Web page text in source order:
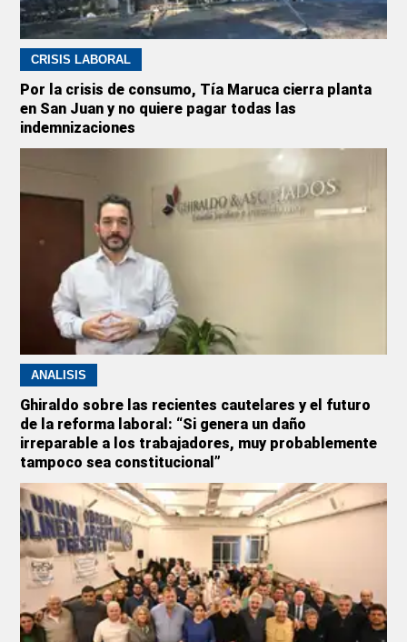
CRISIS LABORAL
Por la crisis de consumo, Tía Maruca cierra planta
en San Juan y no quiere pagar todas las
indemnizaciones
ANÁLISIS
Ghiraldo sobre las recientes cautelares y el futuro
de la reforma laboral: “Si genera un daño
irreparable a los trabajadores, muy probablemente
tampoco sea constitucional”